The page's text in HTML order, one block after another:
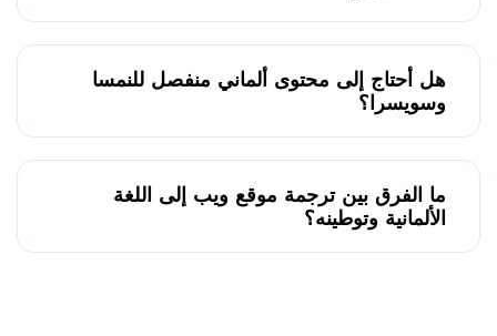
هل أحتاج إلى محتوى ألماني منفصل للنمسا
وسويسرا؟
ما الفرق بين ترجمة موقع ويب إلى اللغة
الألمانية وتوطينه؟